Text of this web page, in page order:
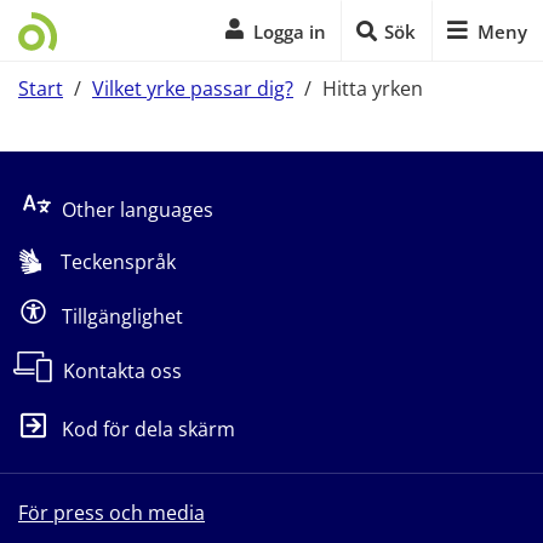
Logga in Sök Meny
Start / Vilket yrke passar dig? / Hitta yrken
Other languages
Teckenspråk
Tillgänglighet
Kontakta oss
Kod för dela skärm
För press och media